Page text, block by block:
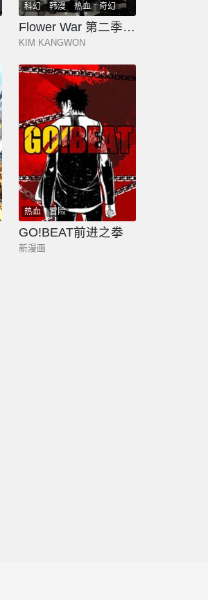
科幻 韩漫 热血
奇幻
少年
玄幻
Flower War 第二季 - 钢铁穹顶
KIM KANGWON
热血 冒险
GO!BEAT前进之拳
新漫画